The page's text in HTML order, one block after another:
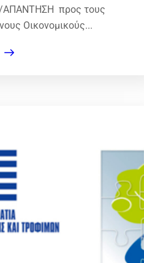
προς τους
Οικονομικούς...